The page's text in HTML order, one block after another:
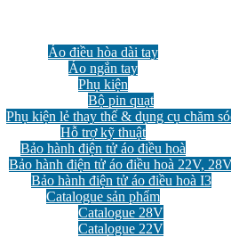
Áo điều hòa dài tay
Áo ngắn tay
Phụ kiện
Bộ pin quạt
Phụ kiện lẻ thay thế & dụng cụ chăm
Hỗ trợ kỹ thuật
Bảo hành điện tử áo điều hoà
Bảo hành điện tử áo điều hoà 22V,
Bảo hành điện tử áo điều hoà I3
Catalogue sản phẩm
Catalogue 28V
Catalogue 22V